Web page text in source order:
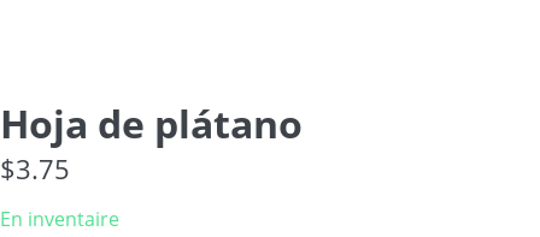
Hoja de plátano
$3.75
En inventaire